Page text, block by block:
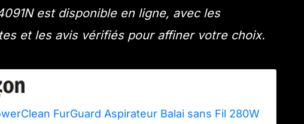
est disponible en ligne, avec les
et les avis vérifiés pour affiner votre choix.
FurGuard Aspirateur Balai sans Fil 280W